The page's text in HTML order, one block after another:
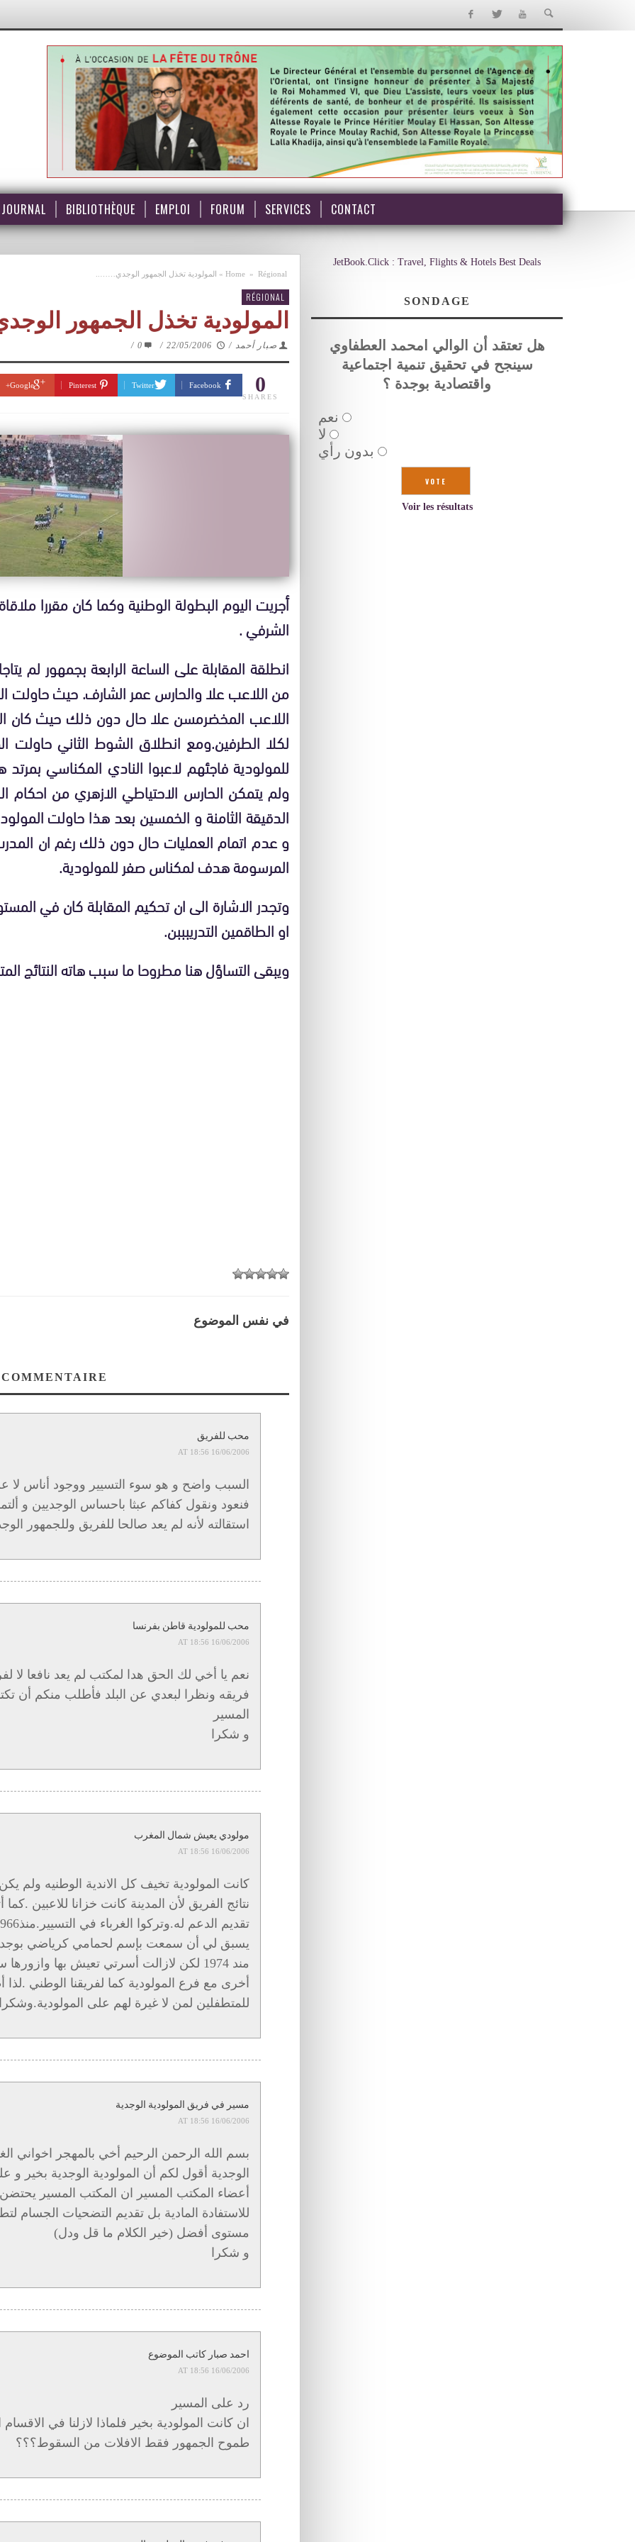
JOURNAL BIBLIOTHÈQUE EMPLOI FORUM SERVICES CONTACT
Home » Régional
» المولودية تخذل الجمهور الوجدي……..
RÉGIONAL
المولودية تخذل الجمهور
صبار أحمد /
22/05/2006
/
0
/
0
SHARES
Facebook
Twitter
Pinterest
Google+
أجريت اليوم البطولة الوطنية وكما كان مقررا
الشرفي .
من اللاعب علا والحارس عمر الشارف. حيث حاولت
اللاعب المخضرمسن علا حال دون ذلك حيث كان
لكلا الطرفين.ومع انطلاق الشوط الثاني
للمولودية فاجئهم لاعبوا النادي المكناسي
ولم يتمكن الحارس الاحتياطي الازهري من احكام
الدقيقة الثامنة و الخمسين بعد هذا حاولت
و عدم اتمام العمليات حال دون ذلك رغم ان المدرب
المرسومة هدف لمكناس صفر للمولودية.
وتجدر الاشارة الى ان تحكيم المقابلة كان في
او الطاقمين التدريبببن.
ويبقى التساؤل هنا مطروحا ما سبب هاته النتائج
في نفس الموضوع
محب للفريق
16/06/2006 AT 18:56
السبب واضح و هو سوء التسيير ووجود أناس لا
فنعود ونقول كفاكم عبثا باحساس الوجديين و
استقالته لأنه لم يعد صالحا للفريق وللجمهور
محب للمولودية قاطن بفرنسا
16/06/2006 AT 18:56
نعم يا أخي لك الحق هدا لمكتب لم يعد نافعا لا
فريقه ونظرا لبعدي عن البلد فأطلب منكم أن
المسير
و شكرا
مولودي يعيش شمال المغرب
16/06/2006 AT 18:56
كانت المولودية تخيف كل الاندية الوطنيه ولم
نتائج الفريق لأن المدينة كانت خزانا للاعبين .كما
يسبق لي أن سمعت بإسم لحمامي كرياضي
مند 1974 لكن لازالت أسرتي تعيش بها
أخرى مع فرع المولودية كما لفريقنا الوطني
للمتطفلين لمن لا غيرة لهم على المولودية.وشكرا
مسير في فريق المولودية الوجدية
16/06/2006 AT 18:56
بسم الله الرحمن الرحيم أخي بالمهجر اخواني
الوجدية أقول لكم أن المولودية الوجدية بخير
أعضاء المكتب المسير ان المكتب المسير
للاستفادة المادية بل تقديم التضحيات الجسام
مستوى أفضل (خير الكلام ما قل ودل)
و شكرا
احمد صبار كاتب الموضوع
16/06/2006 AT 18:56
رد على المسير
ان كانت المولودية بخير فلماذا لازلنا في
طموح الجمهور فقط الافلات من السقوط؟؟؟
JetBook.Click : Travel, Flights & Hotels Best Deals
SONDAGE
هل تعتقد أن الوالي امحمد العطفاوي
سينجح في تحقيق تنمية اجتماعية
واقتصادية بوجدة ؟
نعم
لا
بدون رأي
Voir les résultats